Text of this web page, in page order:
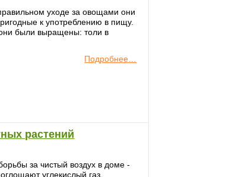
уходе за овощами они
к употреблению в пищу.
они были выращены: толи в
Подробнее…
растений
за чистый воздух в доме -
углекислый газ,